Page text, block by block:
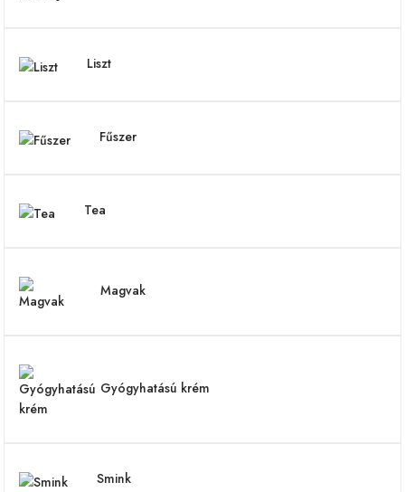
Liszt
Fűszer
Tea
Magvak
Gyógyhatású krém
Smink